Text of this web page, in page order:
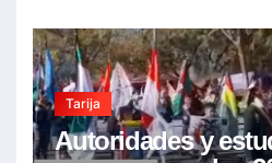
Tarija
Autoridades y